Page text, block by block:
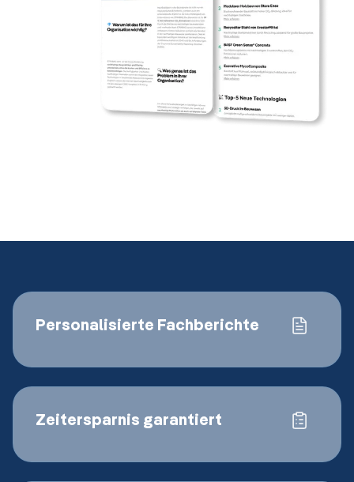
Personalisierte Fachberichte
Zeitersparnis garantiert